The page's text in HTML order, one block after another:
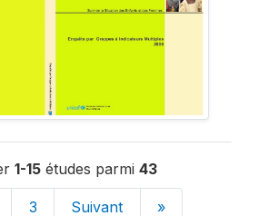
1-15études parmi 43
3 Suivant »